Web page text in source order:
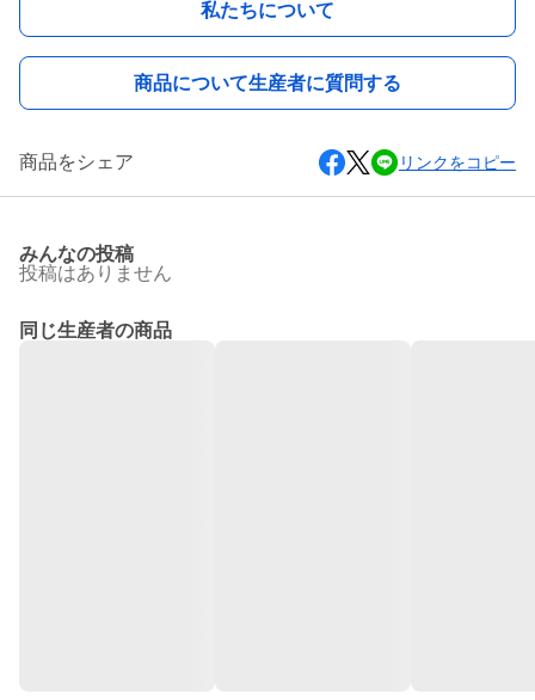
私たちについて
商品について生産者に質問する
商品をシェア リンクをコピー
みんなの投稿
投稿はありません
同じ生産者の商品